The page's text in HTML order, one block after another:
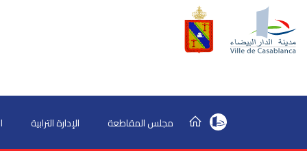
مجلس المقاطعة الإدارة الترابية